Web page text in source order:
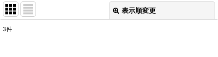
表示順変更
3件